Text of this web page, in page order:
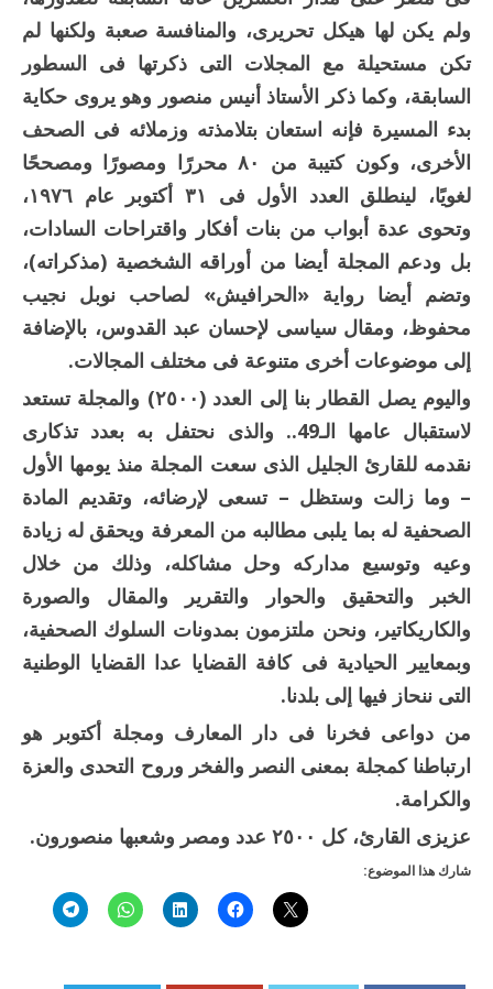
ولم يكن لها هيكل تحريرى، والمنافسة صعبة ولكنها لم
تكن مستحيلة مع المجلات التى ذكرتها فى السطور
السابقة، وكما ذكر الأستاذ أنيس منصور وهو يروى حكاية
بدء المسيرة فإنه استعان بتلامذته وزملائه فى الصحف
الأخرى، وكون كتيبة من ٨٠ محررًا ومصورًا ومصححًا
لغويًا، لينطلق العدد الأول فى ٣١ أكتوبر عام ١٩٧٦،
وتحوى عدة أبواب من بنات أفكار واقتراحات السادات،
بل ودعم المجلة أيضا من أوراقه الشخصية (مذكراته)،
وتضم أيضا رواية «الحرافيش» لصاحب نوبل نجيب
محفوظ، ومقال سياسى لإحسان عبد القدوس، بالإضافة
إلى موضوعات أخرى متنوعة فى مختلف المجالات.
واليوم يصل القطار بنا إلى العدد (٢٥٠٠) والمجلة تستعد
لاستقبال عامها الـ49.. والذى نحتفل به بعدد تذكارى
نقدمه للقارئ الجليل الذى سعت المجلة منذ يومها الأول
– وما زالت وستظل – تسعى لإرضائه، وتقديم المادة
الصحفية له بما يلبى مطالبه من المعرفة ويحقق له زيادة
وعيه وتوسيع مداركه وحل مشاكله، وذلك من خلال
الخبر والتحقيق والحوار والتقرير والمقال والصورة
والكاريكاتير، ونحن ملتزمون بمدونات السلوك الصحفية،
وبمعايير الحيادية فى كافة القضايا عدا القضايا الوطنية
التى ننحاز فيها إلى بلدنا.
من دواعى فخرنا فى دار المعارف ومجلة أكتوبر هو
ارتباطنا كمجلة بمعنى النصر والفخر وروح التحدى والعزة
والكرامة.
عزيزى القارئ، كل ٢٥٠٠ عدد ومصر وشعبها منصورون.
شارك هذا الموضوع: